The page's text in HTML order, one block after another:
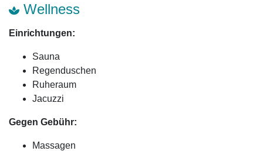
Wellness
Einrichtungen:
Sauna
Regenduschen
Ruheraum
Jacuzzi
Gegen Gebühr:
Massagen